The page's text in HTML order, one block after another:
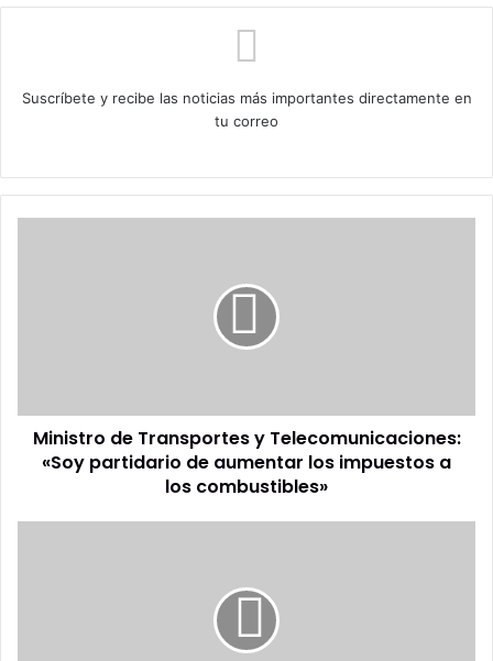
Suscríbete y recibe las noticias más importantes directamente en
tu correo
los
impuestos
Ministro de Transportes y Telecomunicaciones:
«Soy partidario de aumentar los impuestos a
los combustibles»